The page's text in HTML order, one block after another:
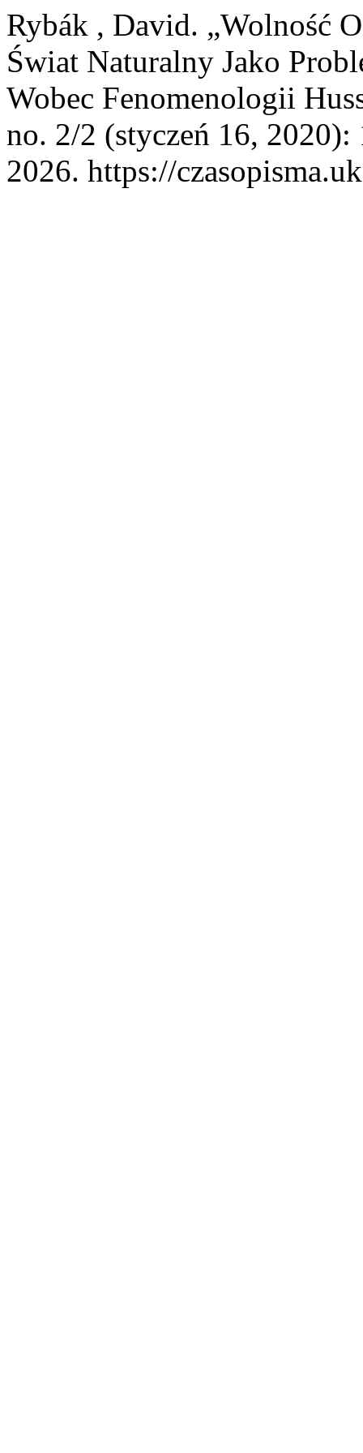
Rybák , David. „Wolność
Świat Naturalny Jako
Wobec Fenomenologii
no. 2/2 (styczeń 16,
2026. https://